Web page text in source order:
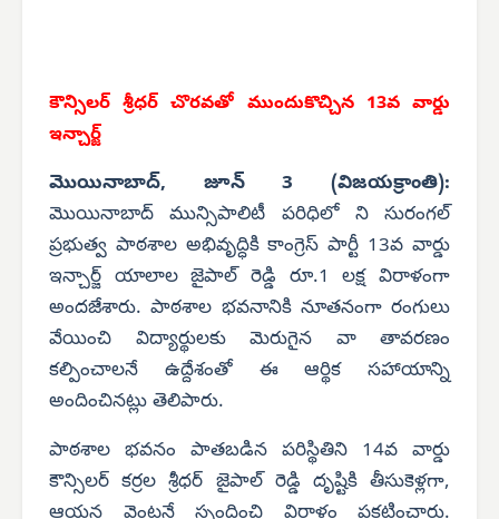
కౌన్సిలర్ శ్రీధర్ చొరవతో ముందుకొచ్చిన 13వ వార్డు
ఇన్చార్జ్
మొయినాబాద్, జూన్ 3 (విజయక్రాంతి):
మొయినాబాద్ మున్సిపాలిటీ పరిధిలో ని సురంగల్
ప్రభుత్వ పాఠశాల అభివృద్ధికి కాంగ్రెస్ పార్టీ 13వ వార్డు
ఇన్చార్జ్ యాలాల జైపాల్ రెడ్డి రూ.1 లక్ష విరాళంగా
అందజేశారు. పాఠశాల భవనానికి నూతనంగా రంగులు
వేయించి విద్యార్థులకు మెరుగైన వా తావరణం
కల్పించాలనే ఉద్దేశంతో ఈ ఆర్థిక సహాయాన్ని
అందించినట్లు తెలిపారు.
పాఠశాల భవనం పాతబడిన పరిస్థితిని 14వ వార్డు
కౌన్సిలర్ కర్రల శ్రీధర్ జైపాల్ రెడ్డి దృష్టికి తీసుకెళ్లగా,